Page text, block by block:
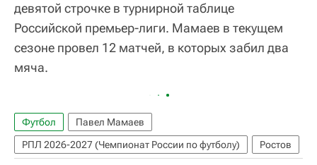
девятой строчке в турнирной таблице
Российской премьер-лиги. Мамаев в текущем
сезоне провел 12 матчей, в которых забил два
мяча.
Футбол
Павел Мамаев
РПЛ 2026-2027 (Чемпионат России по футболу)
Ростов